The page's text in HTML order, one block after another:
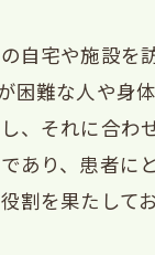
自宅や施設を
困難な人や身
、それに合わ
あり、患者に
割を果たして